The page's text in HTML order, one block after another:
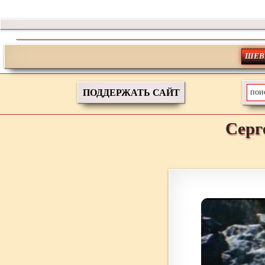
ПОДДЕРЖАТЬ САЙТ